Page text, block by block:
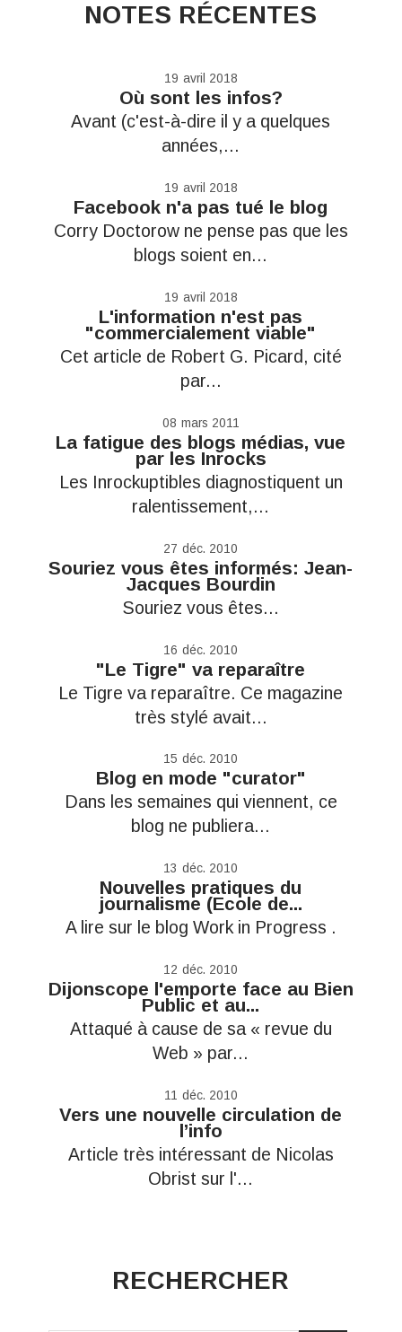
NOTES RÉCENTES
19 avril 2018
Où sont les infos?
Avant (c'est-à-dire il y a quelques
années,...
19 avril 2018
Facebook n'a pas tué le blog
Corry Doctorow ne pense pas que les
blogs soient en...
19 avril 2018
L'information n'est pas
"commercialement viable"
Cet article de Robert G. Picard, cité
par...
08 mars 2011
La fatigue des blogs médias, vue
par les Inrocks
Les Inrockuptibles diagnostiquent un
ralentissement,...
27 déc. 2010
Souriez vous êtes informés: Jean-
Jacques Bourdin
Souriez vous êtes...
16 déc. 2010
"Le Tigre" va reparaître
Le Tigre va reparaître. Ce magazine
très stylé avait...
15 déc. 2010
Blog en mode "curator"
Dans les semaines qui viennent, ce
blog ne publiera...
13 déc. 2010
Nouvelles pratiques du
journalisme (Ecole de...
A lire sur le blog Work in Progress .
12 déc. 2010
Dijonscope l'emporte face au Bien
Public et au...
Attaqué à cause de sa « revue du
Web » par...
11 déc. 2010
Vers une nouvelle circulation de
l’info
Article très intéressant de Nicolas
Obrist sur l'...
RECHERCHER